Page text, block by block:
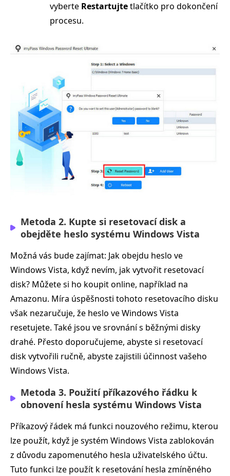
vyberte Restartujtetlačítko pro dokončení
procesu.
Metoda 2. Kupte si resetovací disk a
obejděte heslo systému Windows Vista
Možná vás bude zajímat: Jak obejdu heslo ve
Windows Vista, když nevím, jak vytvořit resetovací
disk? Můžete si ho koupit online, například na
Amazonu. Míra úspěšnosti tohoto resetovacího disku
však nezaručuje, že heslo ve Windows Vista
resetujete. Také jsou ve srovnání s běžnými disky
drahé. Přesto doporučujeme, abyste si resetovací
disk vytvořili ručně, abyste zajistili účinnost vašeho
Windows Vista.
Metoda 3. Použití příkazového řádku k
obnovení hesla systému Windows Vista
Příkazový řádek má funkci nouzového režimu, kterou
lze použít, když je systém Windows Vista zablokován
z důvodu zapomenutého hesla uživatelského účtu.
Tuto funkci lze použít k resetování hesla zmíněného